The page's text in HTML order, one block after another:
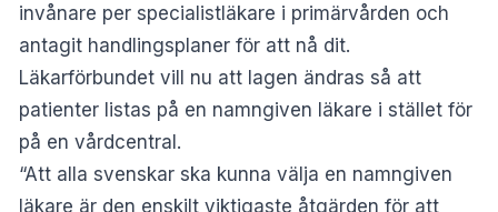
invånare per specialistläkare i primärvården och
antagit handlingsplaner för att nå dit.
Läkarförbundet vill nu att lagen ändras så att
patienter listas på en namngiven läkare i stället för
på en vårdcentral.
“Att alla svenskar ska kunna välja en namngiven
läkare är den enskilt viktigaste åtgärden för att